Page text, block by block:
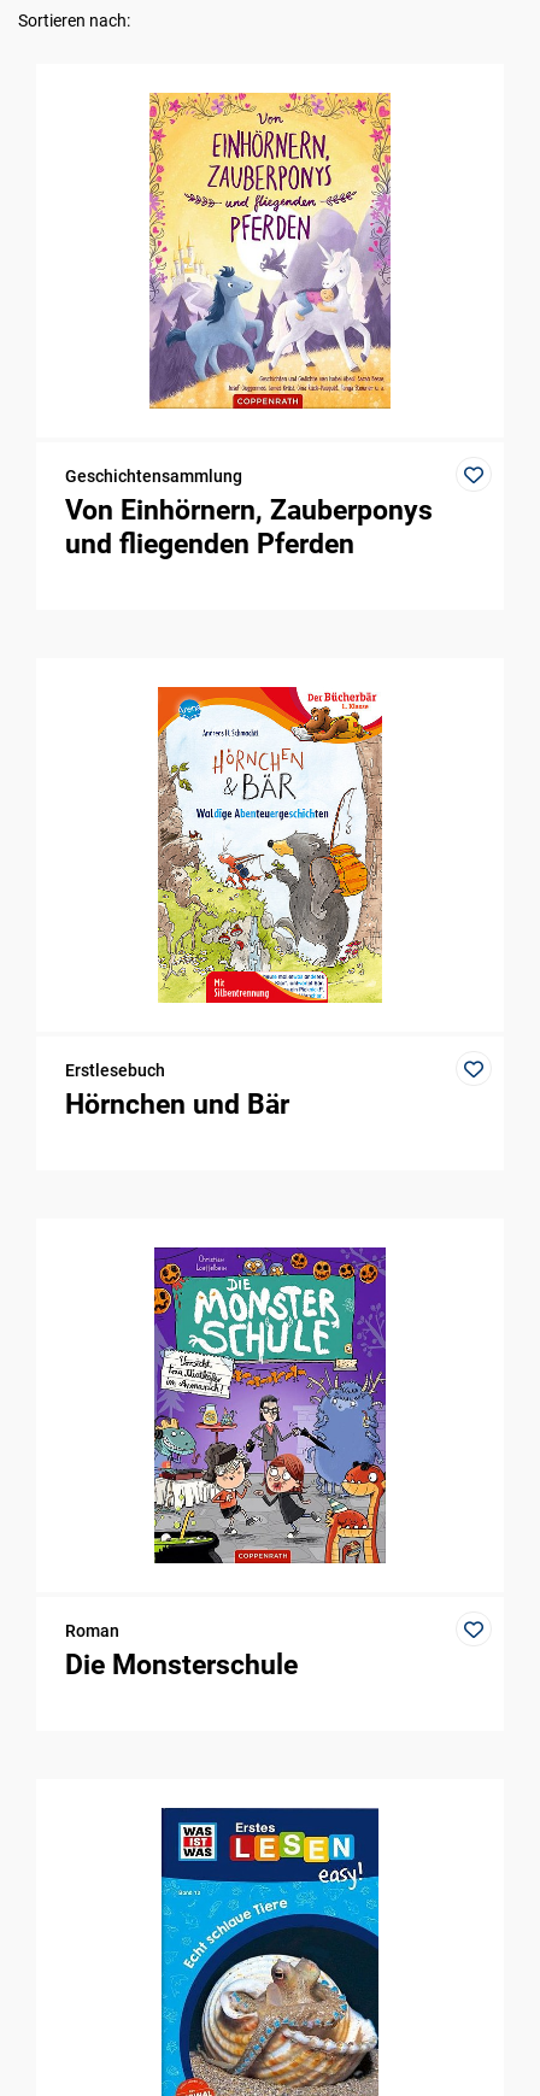
Sortieren nach:
Geschichtensammlung
Von Einhörnern, Zauberponys
und fliegenden Pferden
Erstlesebuch
Hörnchen und Bär
Roman
Die Monsterschule